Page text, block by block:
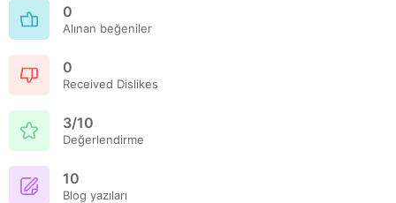
0
Alınan beğeniler
0
Received Dislikes
3/10
Değerlendirme
10
Blog yazıları